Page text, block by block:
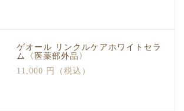
ゲオール リンクルケアホワイトセラ
ム〈医薬部外品〉
11,000 円（税込）